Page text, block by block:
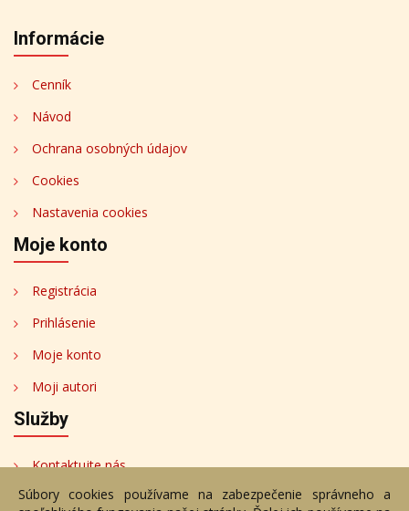
Informácie
Cenník
Návod
Ochrana osobných údajov
Cookies
Nastavenia cookies
Moje konto
Registrácia
Prihlásenie
Moje konto
Moji autori
Služby
Kontaktujte nás
Bezplatné poradenstvo
Súbory cookies používame na zabezpečenie správneho a